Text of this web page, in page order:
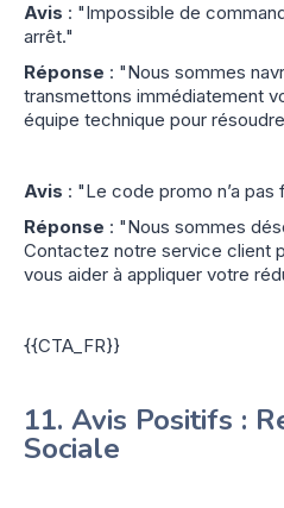
Avis : "Impossible de
arrêt."
Réponse : "Nous sommes
transmettons immédiatement
équipe technique pour
Avis : "Le code promo n’a
Réponse : "Nous sommes
Contactez notre service client
vous aider à appliquer votre
{{CTA_FR}}
11. Avis Positifs :
Sociale